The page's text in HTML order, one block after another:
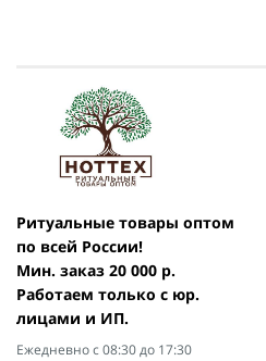
Ритуальные товары оптом
по всей России!
Мин. заказ 20 000 р.
Работаем только с юр.
лицами и ИП.
Ежедневно с 08:30 до 17:30